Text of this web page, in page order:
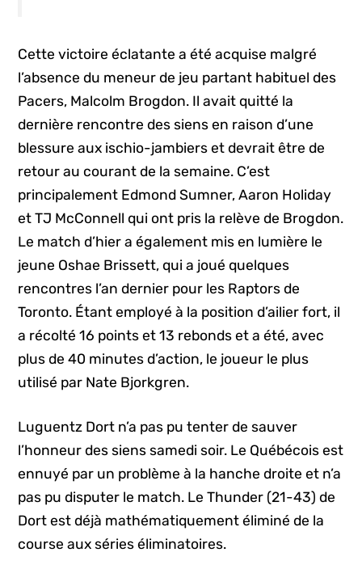
Cette victoire éclatante a été acquise malgré
l’absence du meneur de jeu partant habituel des
Pacers, Malcolm Brogdon. Il avait quitté la
dernière rencontre des siens en raison d’une
blessure aux ischio-jambiers et devrait être de
retour au courant de la semaine. C’est
principalement Edmond Sumner, Aaron Holiday
et TJ McConnell qui ont pris la relève de Brogdon.
Le match d’hier a également mis en lumière le
jeune Oshae Brissett, qui a joué quelques
rencontres l’an dernier pour les Raptors de
Toronto. Étant employé à la position d’ailier fort, il
a récolté 16 points et 13 rebonds et a été, avec
plus de 40 minutes d’action, le joueur le plus
utilisé par Nate Bjorkgren.
Luguentz Dort n’a pas pu tenter de sauver
l’honneur des siens samedi soir. Le Québécois est
ennuyé par un problème à la hanche droite et n’a
pas pu disputer le match. Le Thunder (21-43) de
Dort est déjà mathématiquement éliminé de la
course aux séries éliminatoires.